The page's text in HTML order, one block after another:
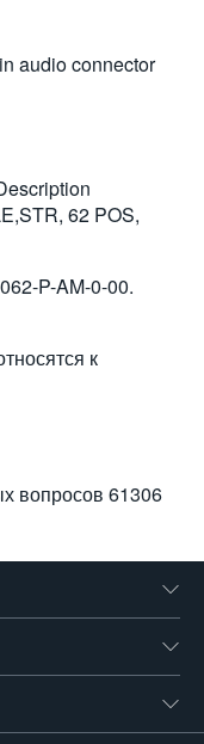
audio connector
62 POS,
P-AM-0-00.
к
вопросов 61306